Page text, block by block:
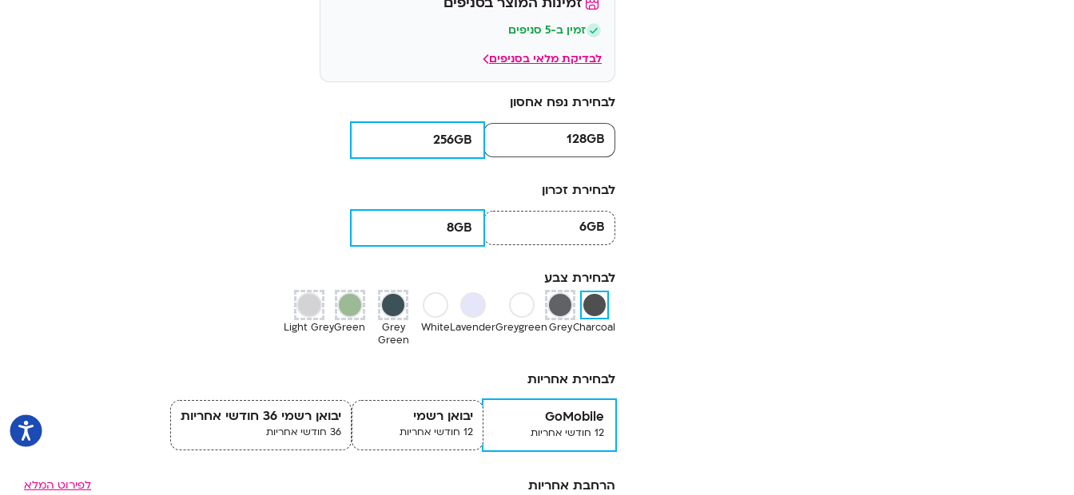
זמין ב-5 סניפים
לבדיקת מלאי בסניפים
לבחירת נפח אחסון
128GB
256GB
לבחירת זכרון
6GB
8GB
לבחירת צבע
Charcoal
Grey
Greygreen
Lavender
White
Grey
Green
Green
Light Grey
לבחירת אחריות
GoMobile
12 חודשי אחריות
יבואן רשמי
12 חודשי אחריות
יבואן רשמי 36 חודשי אחריות
36 חודשי אחריות
הרחבת אחריות לפירוט המלא